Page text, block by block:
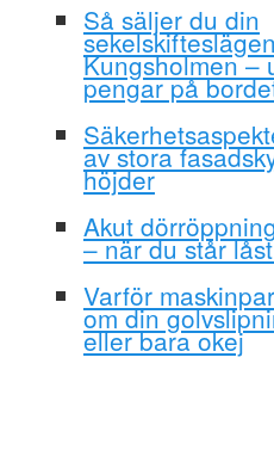
Så säljer du din
Kungsholmen –
pengar på
av stora
höjder
Akut
– när du står
Varför
om din
eller bara okej